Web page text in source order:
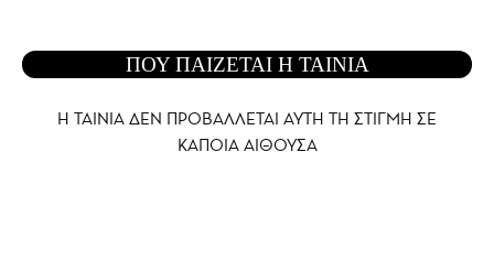
ΠΟΥ ΠΑΙΖΕΤΑΙ Η ΤΑΙΝΙΑ
Η ΤΑΙΝΙΑ ΔΕΝ ΠΡΟΒΑΛΛΕΤΑΙ AYTH ΤΗ ΣΤΙΓΜΗ ΣΕ
ΚΑΠΟΙΑ ΑΙΘΟΥΣΑ